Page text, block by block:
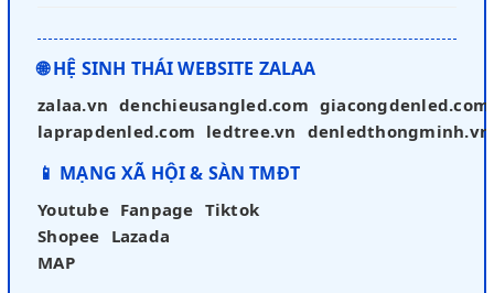
🌐 HỆ SINH THÁI WEBSITE ZALAA
zalaa.vn denchieusangled.com giacongdenled.com
laprapdenled.com ledtree.vn denledthongminh.vn
📱 MẠNG XÃ HỘI & SÀN TMĐT
Youtube Fanpage Tiktok
Shopee Lazada
MAP